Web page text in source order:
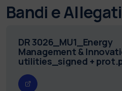
Bandi e Allegati
DR 3026_MU1_Energy
Management &
utilities_signed +